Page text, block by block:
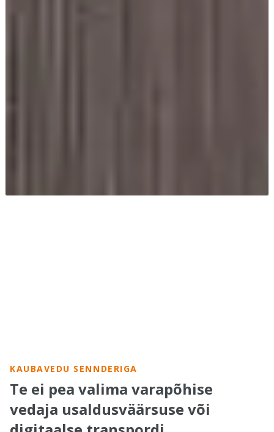
KAUBAVEDU SENNDERIGA
Te ei pea valima varapõhise
vedaja usaldusväärsuse või